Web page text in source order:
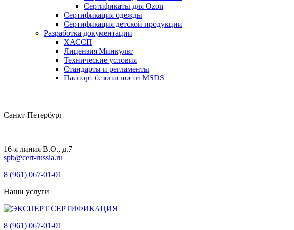
Сертификаты для Ozon
Сертификация одежды
Сертификация детской продукции
Разработка документации
ХАССП
Лицензия Минкульт
Технические условия
Стандарты и регламенты
Паспорт безопасности MSDS
Санкт-Петербург
16-я линия В.О., д.7
spb@cert-russia.ru
8 (961) 067-01-01
Наши услуги
8 (961) 067-01-01